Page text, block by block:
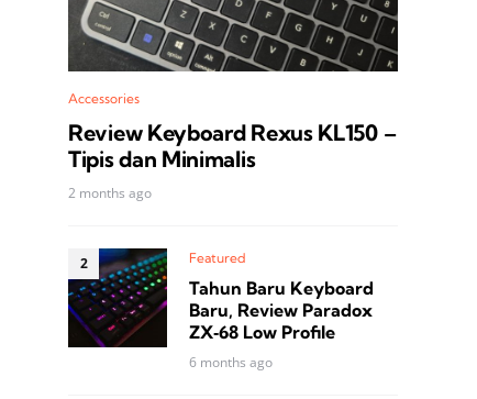
Accessories
Review Keyboard Rexus KL150 –
Tipis dan Minimalis
2 months ago
Featured
Tahun Baru Keyboard
Baru, Review Paradox
ZX‑68 Low Profile
6 months ago